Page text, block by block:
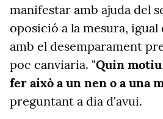
manifestar amb ajuda del
oposició a la mesura,
amb el desemparament
poc canviaria. "Quin
fer això a un nen o a una
preguntant a dia d'avui.